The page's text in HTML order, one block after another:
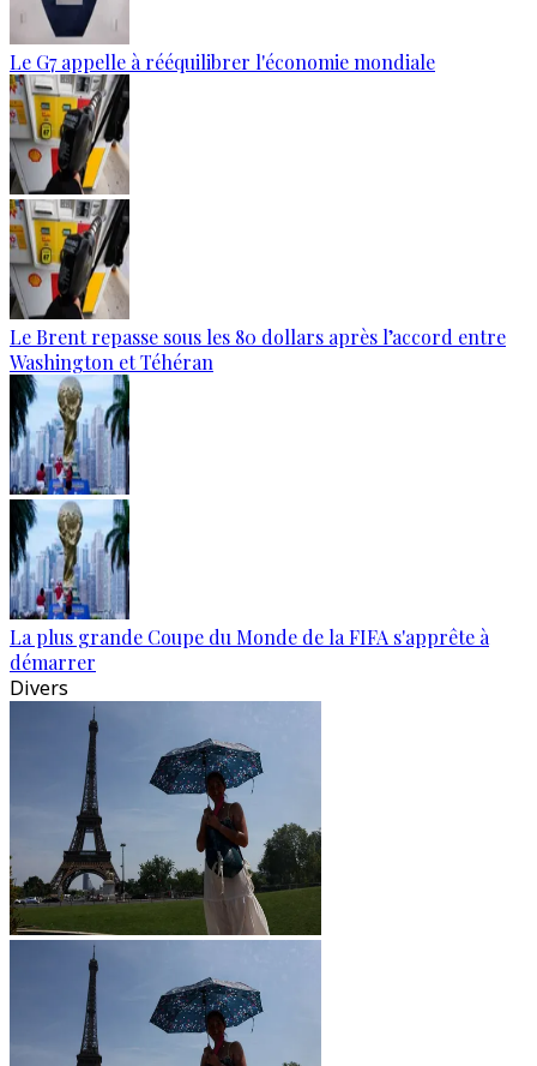
Le G7 appelle à rééquilibrer l'économie mondiale
Le Brent repasse sous les 80 dollars après l’accord entre
Washington et Téhéran
La plus grande Coupe du Monde de la FIFA s'apprête à
démarrer
Divers